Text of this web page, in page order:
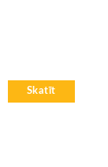
Skatīt